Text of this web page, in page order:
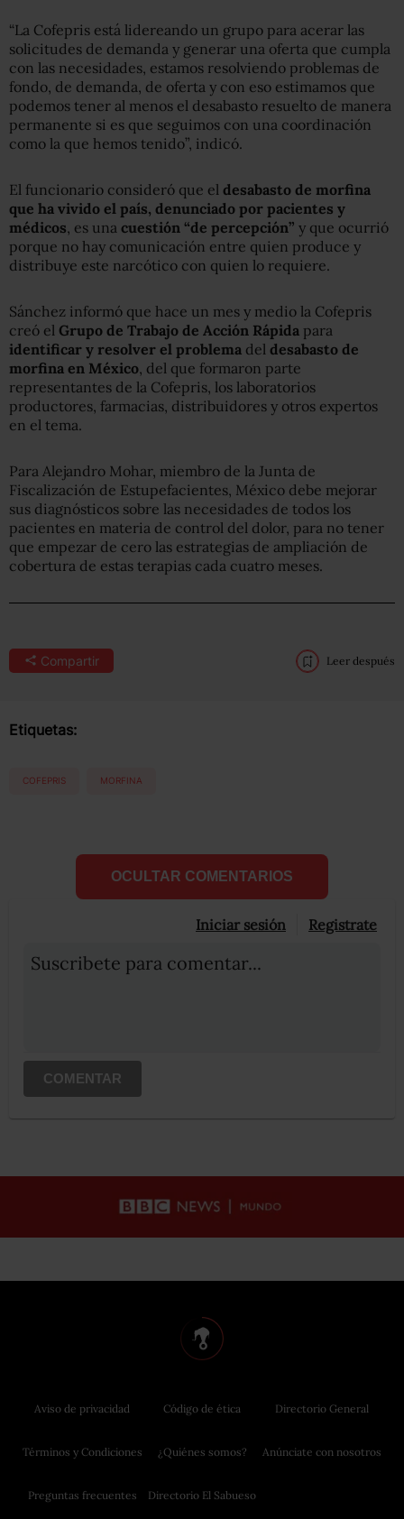
“La Cofepris está lidereando un grupo para acerar las
solicitudes de demanda y generar una oferta que cumpla
con las necesidades, estamos resolviendo problemas de
fondo, de demanda, de oferta y con eso estimamos que
podemos tener al menos el desabasto resuelto de manera
permanente si es que seguimos con una coordinación
como la que hemos tenido”, indicó.
El funcionario consideró que el desabasto de morfina
que ha vivido el país, denunciado por pacientes y
médicos , es una cuestión “de percepción” y que ocurrió
porque no hay comunicación entre quien produce y
distribuye este narcótico con quien lo requiere.
Sánchez informó que hace un mes y medio la Cofepris
creó el Grupo de Trabajo de Acción Rápida para
identificar y resolver el problema del desabasto de
morfina en México , del que formaron parte
representantes de la Cofepris, los laboratorios
productores, farmacias, distribuidores y otros expertos
en el tema.
Para Alejandro Mohar, miembro de la Junta de
Fiscalización de Estupefacientes, México debe mejorar
sus diagnósticos sobre las necesidades de todos los
pacientes en materia de control del dolor, para no tener
que empezar de cero las estrategias de ampliación de
cobertura de estas terapias cada cuatro meses.
Compartir Leer después
Etiquetas:
COFEPRIS MORFINA
OCULTAR COMENTARIOS
Iniciar sesión Registrate
Suscribete para comentar...
COMENTAR
Aviso de privacidad
Términos y Condiciones
Preguntas frecuentes
Código de ética
¿Quiénes somos?
Directorio El Sabueso
Directorio General
Anúnciate con nosotros